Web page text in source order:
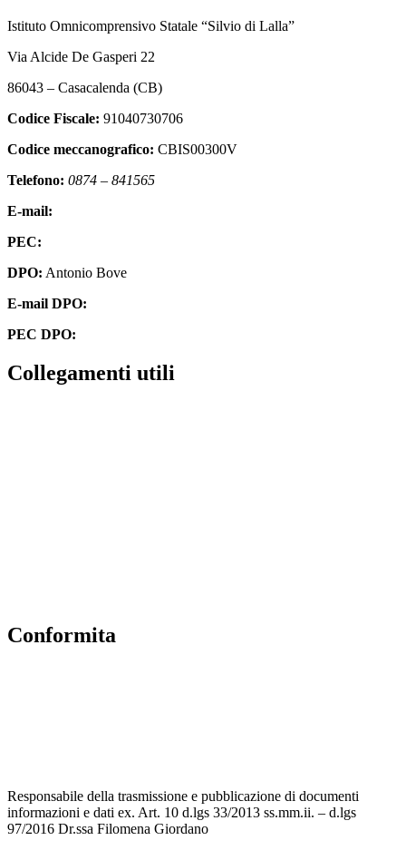
Istituto Omnicomprensivo Statale “Silvio di Lalla”
Via Alcide De Gasperi 22
86043 – Casacalenda (CB)
Codice Fiscale: 91040730706
Codice meccanografico: CBIS00300V
Telefono: 0874 – 841565
E-mail:
PEC:
DPO: Antonio Bove
E-mail DPO:
PEC DPO:
Collegamenti utili
Conformita
Responsabile della trasmissione e pubblicazione di documenti
informazioni e dati ex. Art. 10 d.lgs 33/2013 ss.mm.ii. – d.lgs
97/2016 Dr.ssa Filomena Giordano